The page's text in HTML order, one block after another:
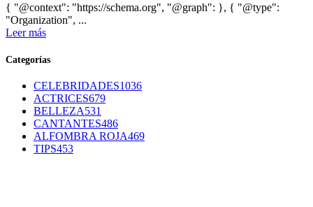
{ "@context": "https://schema.org", "@graph": }, { "@type":
"Organization", ...
Leer más
Categorías
CELEBRIDADES1036
ACTRICES679
BELLEZA531
CANTANTES486
ALFOMBRA ROJA469
TIPS453